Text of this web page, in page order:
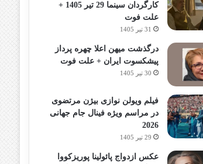
کارگردان سینما 29 تیر 1405 +
علت فوت
31 تیر 1405
درگذشت میهن اعلا چهره پرداز
پیشکسوت ایران + علت فوت
30 تیر 1405
فیلم ویولن نوازی بیژن مرتضوی
در مراسم ویژه فینال جام جهانی
2026
29 تیر 1405
عکس ازدواج پائولینا پوریزکووا